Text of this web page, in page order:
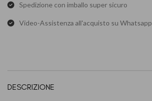
Spedizione con imballo super sicuro
Video-Assistenza all'acquisto su Whatsapp
DESCRIZIONE